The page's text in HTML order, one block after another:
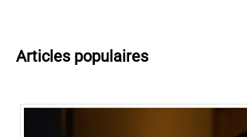
Articles populaires